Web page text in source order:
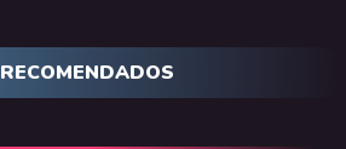
RECOMENDADOS